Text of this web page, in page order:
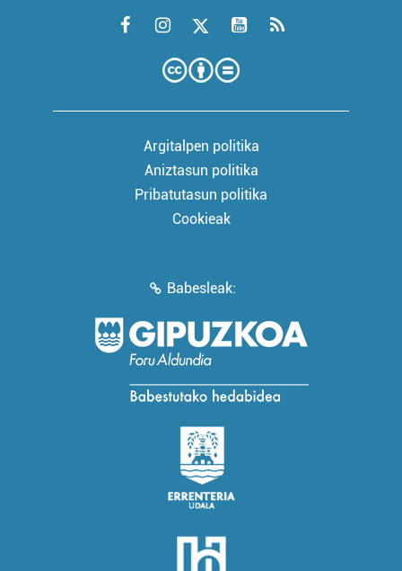
Argitalpen politika
Aniztasun politika
Pribatutasun politika
Cookieak
Babesleak: